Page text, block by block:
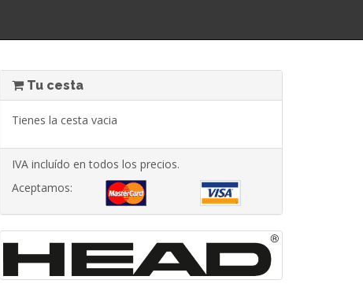
Tu cesta
Tienes la cesta vacia
IVA incluído en todos los precios.
Aceptamos: